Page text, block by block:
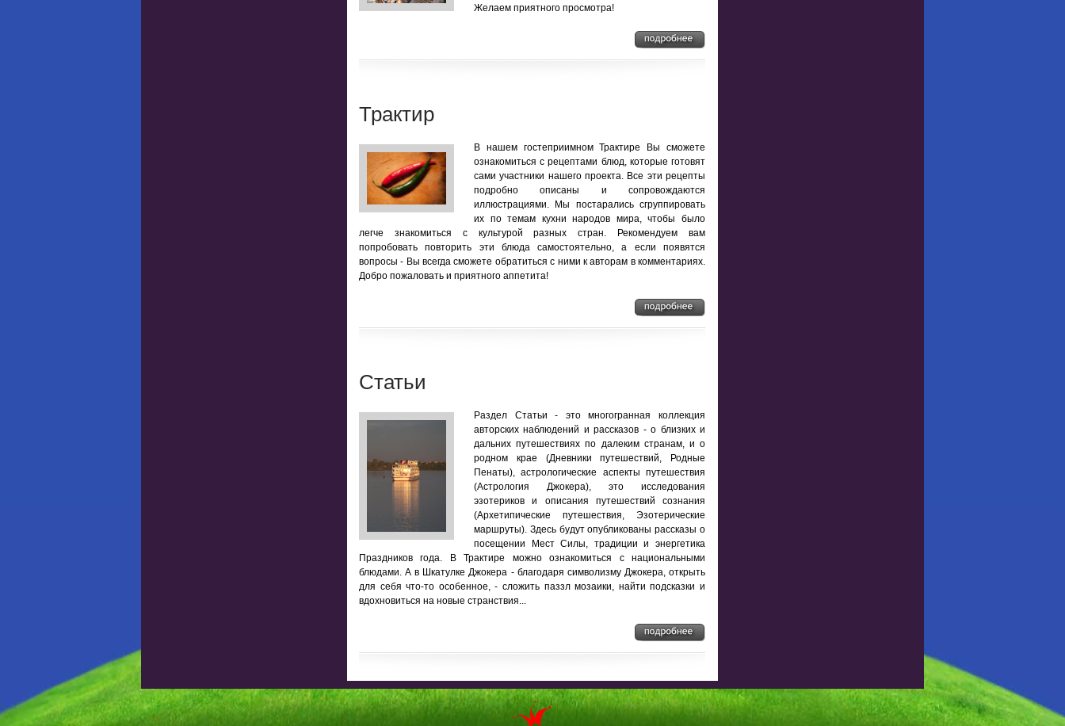
Желаем приятного просмотра!
Трактир
В нашем гостеприимном Трактире Вы сможете
ознакомиться с рецептами блюд, которые готовят
сами участники нашего проекта. Все эти рецепты
подробно описаны и сопровождаются
иллюстрациями. Мы постарались сгруппировать
их по темам кухни народов мира, чтобы было
легче знакомиться с культурой разных стран. Рекомендуем вам
попробовать повторить эти блюда самостоятельно, а если появятся
вопросы - Вы всегда сможете обратиться с ними к авторам в комментариях.
Добро пожаловать и приятного аппетита!
Статьи
Раздел Статьи - это многогранная коллекция
авторских наблюдений и рассказов - о близких и
дальних путешествиях по далеким странам, и о
родном крае (Дневники путешествий, Родные
Пенаты), астрологические аспекты путешествия
(Астрология Джокера), это исследования
эзотериков и описания путешествий сознания
(Архетипические путешествия, Эзотерические
маршруты). Здесь будут опубликованы рассказы о
посещении Мест Силы, традиции и энергетика
Праздников года. В Трактире можно ознакомиться с национальными
блюдами. А в Шкатулке Джокера - благодаря символизму Джокера, открыть
для себя что-то особенное, - сложить паззл мозаики, найти подсказки и
вдохновиться на новые странствия...